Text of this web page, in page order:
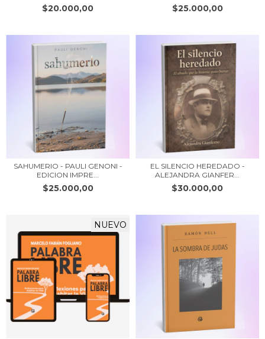
$20.000,00 $25.000,00
SAHUMERIO - PAULI GENONI -
EDICION IMPRE...
$25.000,00
EL SILENCIO HEREDADO -
ALEJANDRA GIANFER...
$30.000,00
NUEVO